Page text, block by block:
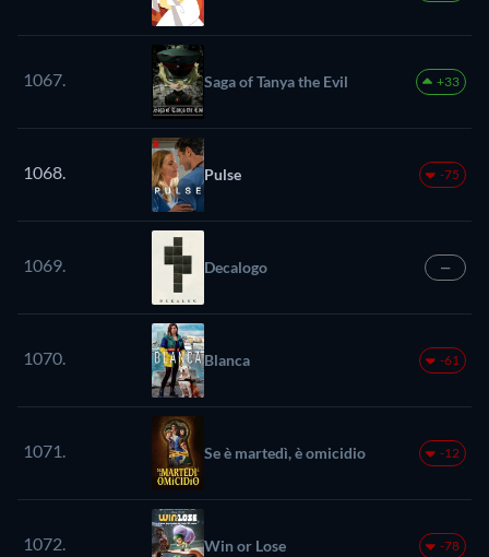
1067. Saga of Tanya the Evil +33
1068. Pulse -75
1069. Decalogo —
1070. Blanca -61
1071. Se è martedì, è omicidio -12
1072. Win or Lose -78